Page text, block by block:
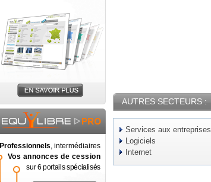
Professionnels, intermédiaires
Vos annonces de cession
sur 6 portails spécialisés
AUTRES SECTEURS :
Services aux entreprises
Logiciels
Internet